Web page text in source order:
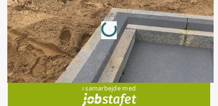
Annonce
Loading...
Jobs
i samarbejde med